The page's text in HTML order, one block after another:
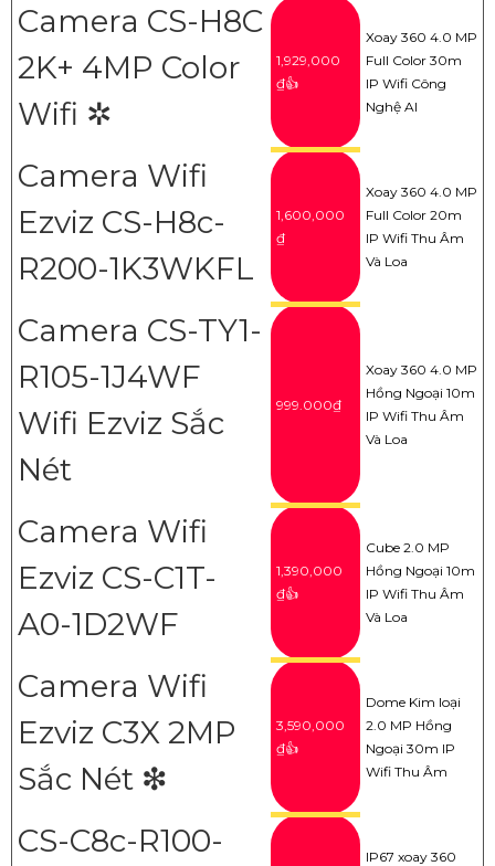
Camera CS-H8C
2K+ 4MP Color
Wifi ✲
1,929,000
₫👍
Xoay 360 4.0 MP
Full Color 30m
IP Wifi Công
Nghệ AI
Camera Wifi
Ezviz CS-H8c-
R200-1K3WKFL
1,600,000
₫
Xoay 360 4.0 MP
Full Color 20m
IP Wifi Thu Âm
Và Loa
Camera CS-TY1-
R105-1J4WF
Wifi Ezviz Sắc
Nét
999.000₫
Xoay 360 4.0 MP
Hồng Ngoại 10m
IP Wifi Thu Âm
Và Loa
Camera Wifi
Ezviz CS-C1T-
A0-1D2WF
1,390,000
₫👍
Cube 2.0 MP
Hồng Ngoại 10m
IP Wifi Thu Âm
Và Loa
Camera Wifi
Ezviz C3X 2MP
Sắc Nét ❇
3,590,000
₫👍
Dome Kim loại
2.0 MP Hồng
Ngoại 30m IP
Wifi Thu Âm
CS-C8c-R100-
IP67 xoay 360